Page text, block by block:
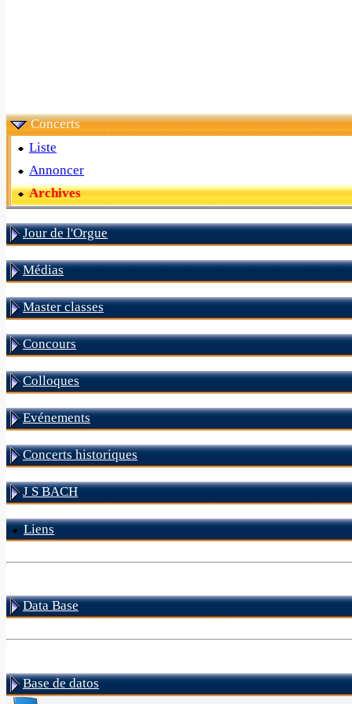
Concerts
Liste
Annoncer
Archives
Jour de l'Orgue
Médias
Master classes
Concours
Colloques
Evénements
Concerts historiques
J S BACH
Liens
Data Base
Base de datos